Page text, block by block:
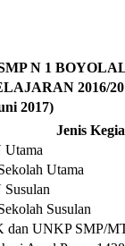
N 1
2016/
2017)
Jenis
Utama
Susulan
dan UNKP SMP/